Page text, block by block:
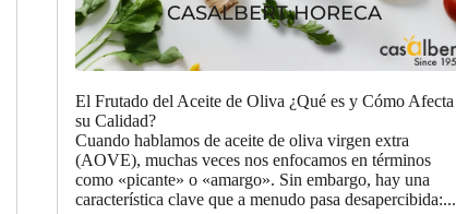
CASALBERT HORECA
El Frutado del Aceite de Oliva ¿Qué es y Cómo Afecta
su Calidad?
Cuando hablamos de aceite de oliva virgen extra
(AOVE), muchas veces nos enfocamos en términos
como «picante» o «amargo». Sin embargo, hay una
característica clave que a menudo pasa desapercibida:...